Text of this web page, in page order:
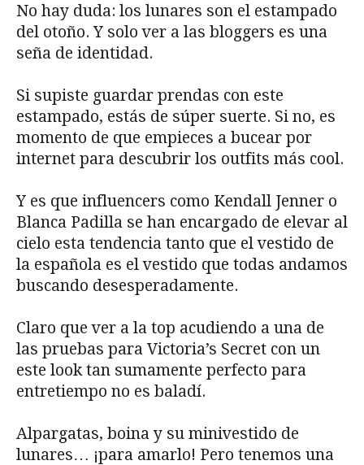
No hay duda: los lunares son el estampado
del otoño. Y solo ver a las bloggers es una
seña de identidad.
Si supiste guardar prendas con este
estampado, estás de súper suerte. Si no, es
momento de que empieces a bucear por
internet para descubrir los outfits más cool.
Y es que influencers como Kendall Jenner o
Blanca Padilla se han encargado de elevar al
cielo esta tendencia tanto que el vestido de
la española es el vestido que todas andamos
buscando desesperadamente.
Claro que ver a la top acudiendo a una de
las pruebas para Victoria’s Secret con un
este look tan sumamente perfecto para
entretiempo no es baladí.
Alpargatas, boina y su minivestido de
lunares… ¡para amarlo! Pero tenemos una